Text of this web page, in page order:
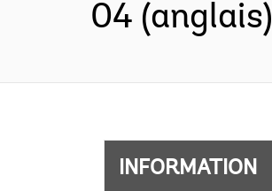
04 (anglais)
INFORMATION